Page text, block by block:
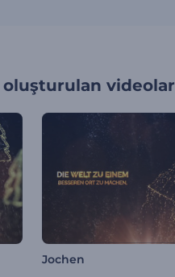
oluşturulan videolar
Jochen